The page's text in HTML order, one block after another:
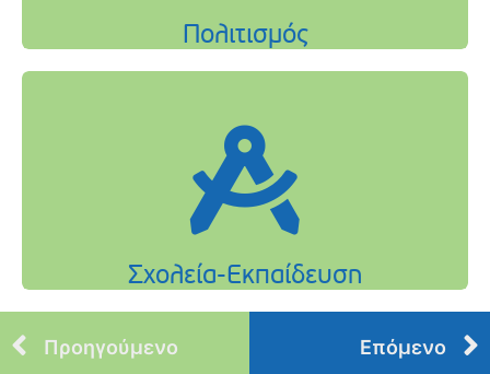
Προηγούμενο Επόμενο